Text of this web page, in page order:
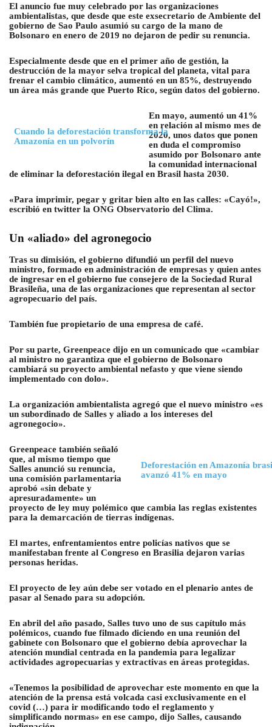
El anuncio fue muy celebrado por las organizaciones
ambientalistas, que desde que este exsecretario de Ambiente del
gobierno de Sao Paulo asumió su cargo de la mano de
Bolsonaro en enero de 2019 no dejaron de pedir su renuncia.
Especialmente desde que en el primer año de gestión, la
destrucción de la mayor selva tropical del planeta, vital para
frenar el cambio climático, aumentó en un 85%, destruyendo
un área más grande que Puerto Rico, según datos del gobierno.
Cuando la deforestación transforma la
Amazonía en un polvorín
En mayo, aumentó un 41%
en relación al mismo mes de
2020, unos datos que ponen
en duda el compromiso
asumido por Bolsonaro ante
la comunidad internacional
de eliminar la deforestación ilegal en Brasil hasta 2030.
«Para imprimir, pegar y gritar bien alto en las calles: «Cayó!»,
escribió en twitter la ONG Observatorio del Clima.
Un «aliado» del agronegocio
Tras su dimisión, el gobierno difundió un perfil del nuevo
ministro, formado en administración de empresas y quien antes
de ingresar en el gobierno fue consejero de la Sociedad Rural
Brasileña, una de las organizaciones que representan al sector
agropecuario del país.
También fue propietario de una empresa de café.
Por su parte, Greenpeace dijo en un comunicado que «cambiar
al ministro no garantiza que el gobierno de Bolsonaro
cambiará su proyecto ambiental nefasto y que viene siendo
implementado con dolo».
La organización ambientalista agregó que el nuevo ministro «es
un subordinado de Salles y aliado a los intereses del
agronegocio».
Deforestación en Amazonía
avanzó 41% en mayo
Greenpeace también señaló
que, al mismo tiempo que
Salles anunció su renuncia,
una comisión parlamentaria
aprobó «sin debate y
apresuradamente» un
proyecto de ley muy polémico que cambia las reglas existentes
para la demarcación de tierras indígenas.
El martes, enfrentamientos entre policías nativos que se
manifestaban frente al Congreso en Brasilia dejaron varias
personas heridas.
El proyecto de ley aún debe ser votado en el plenario antes de
pasar al Senado para su adopción.
En abril del año pasado, Salles tuvo uno de sus capítulo más
polémicos, cuando fue filmado diciendo en una reunión del
gabinete con Bolsonaro que el gobierno debía aprovechar la
atención mundial centrada en la pandemia para legalizar
actividades agropecuarias y extractivas en áreas protegidas.
«Tenemos la posibilidad de aprovechar este momento en que la
atención de la prensa está volcada casi exclusivamente en el
covid (…) para ir modificando todo el reglamento y
simplificando normas» en ese campo, dijo Salles, causando